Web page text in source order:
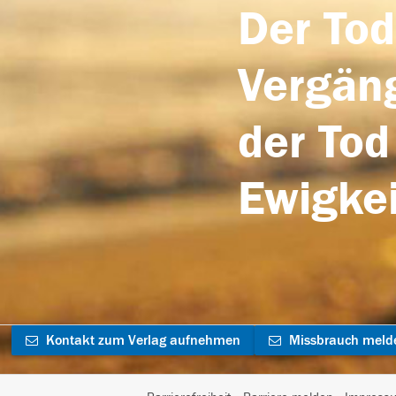
Der
der
Kontakt zum Verlag aufnehmen Missbrauch